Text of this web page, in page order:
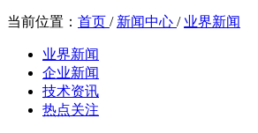
当前位置： 首页 / 新闻中心 / 业界新闻
业界新闻
企业新闻
技术资讯
热点关注